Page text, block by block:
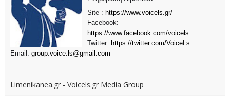
Site : https://www.voicels.gr/
Facebook:
https://www.facebook.com/voicels
Twitter: https://twitter.com/VoiceLs
Email: group.voice.ls@gmail.com
Limenikanea.gr - Voicels.gr Media Group